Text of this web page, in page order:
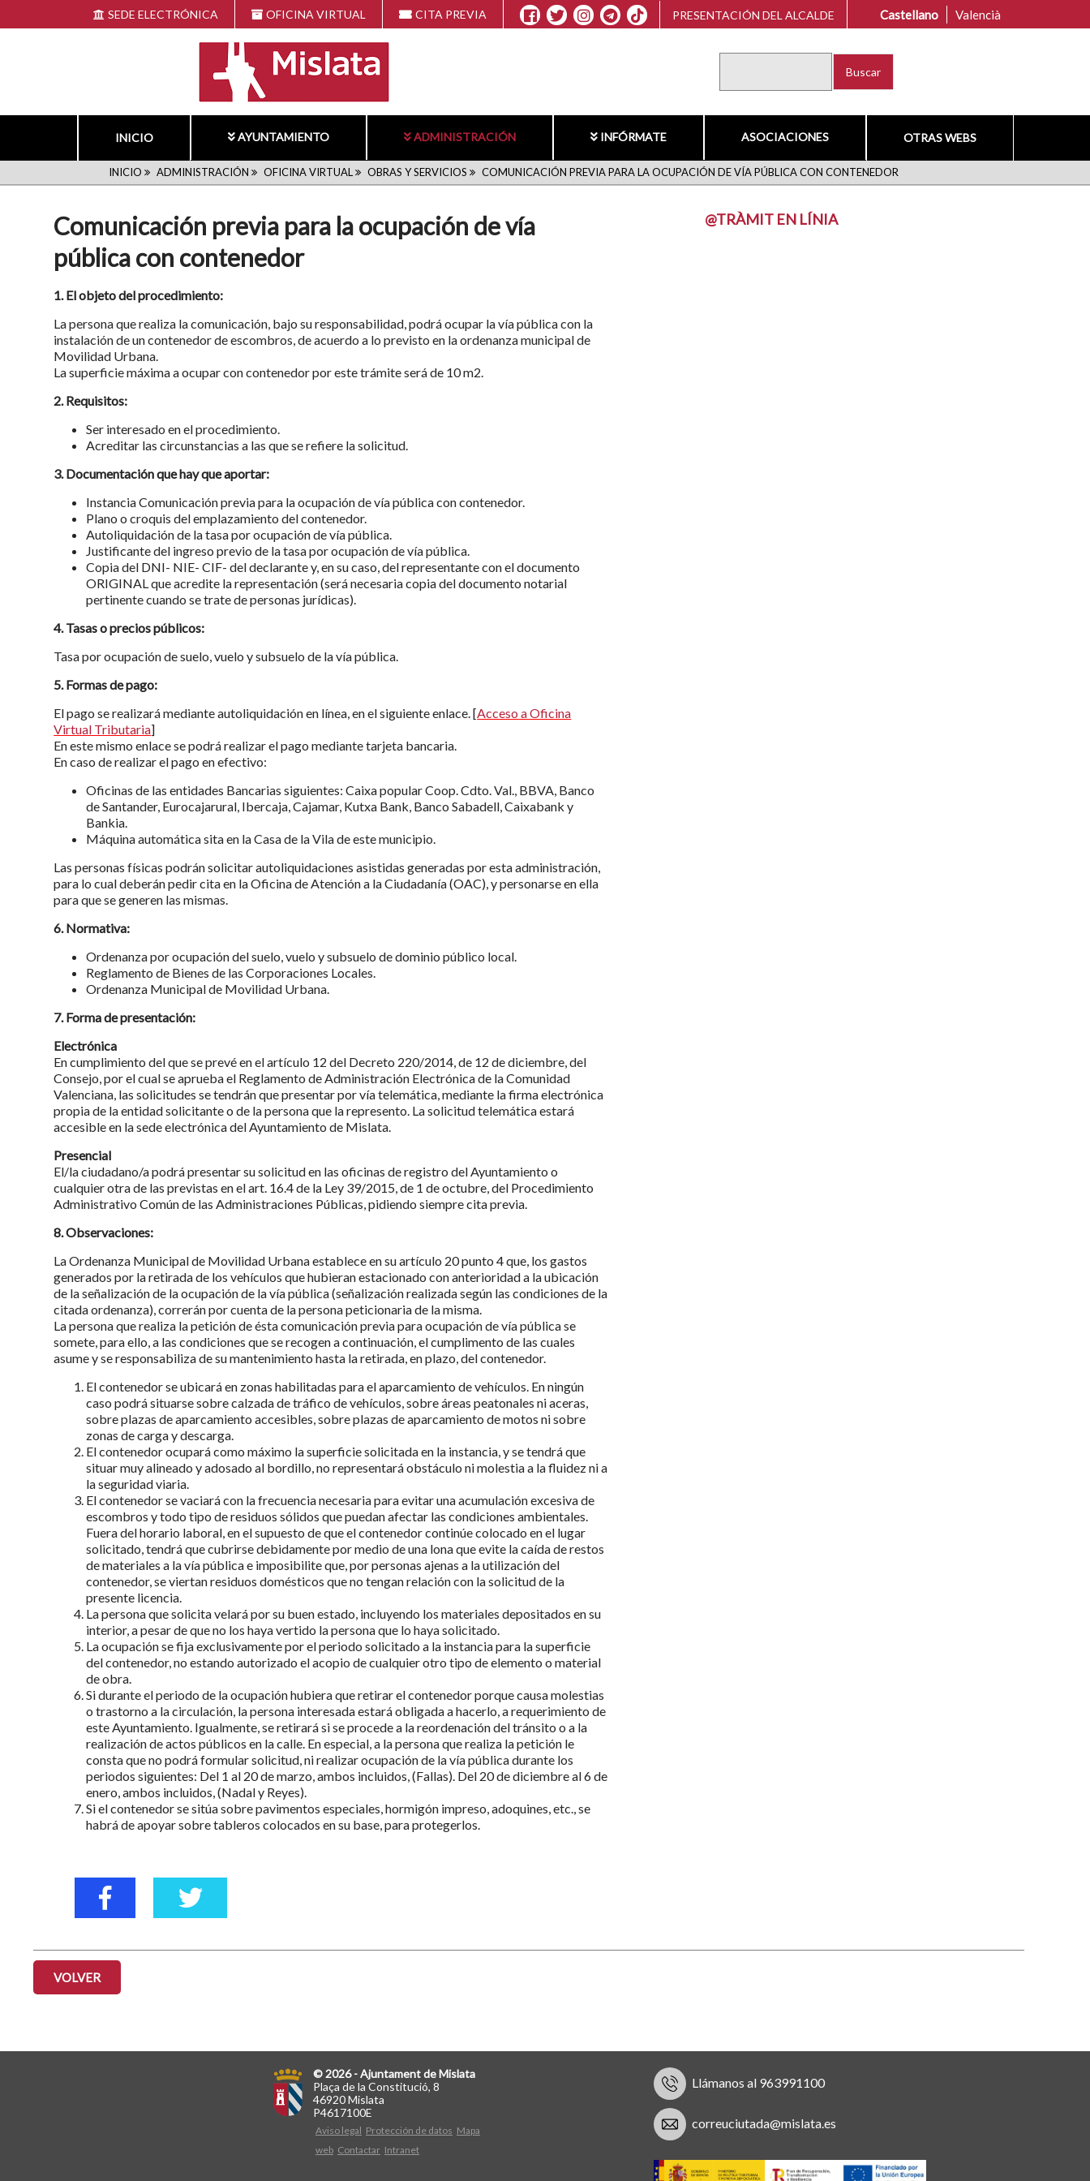
al
SEDE ELECTRÓNICA OFICINA VIRTUAL CITA PREVIA PRESENTACIÓN DEL ALCALDE Castellano Valencià
INICIO AYUNTAMIENTO ADMINISTRACIÓN INFÓRMATE ASOCIACIONES OTRAS WEBS
RUTA
DE
NAVEGACIÓN
INICIO ADMINISTRACIÓN OFICINA VIRTUAL OBRAS Y SERVICIOS COMUNICACIÓN PREVIA PARA LA OCUPACIÓN DE VÍA PÚBLICA CON CONTENEDOR
Comunicación previa para la ocupación de vía
pública con contenedor
1. El objeto del procedimiento:
La persona que realiza la comunicación, bajo su responsabilidad, podrá ocupar la vía pública con la
instalación de un contenedor de escombros, de acuerdo a lo previsto en la ordenanza municipal de
Movilidad Urbana.
La superficie máxima a ocupar con contenedor por este trámite será de 10 m2.
2. Requisitos:
Ser interesado en el procedimiento.
Acreditar las circunstancias a las que se refiere la solicitud.
3. Documentación que hay que aportar:
Instancia Comunicación previa para la ocupación de vía pública con contenedor.
Plano o croquis del emplazamiento del contenedor.
Autoliquidación de la tasa por ocupación de vía pública.
Justificante del ingreso previo de la tasa por ocupación de vía pública.
Copia del DNI- NIE- CIF- del declarante y, en su caso, del representante con el documento
ORIGINAL que acredite la representación (será necesaria copia del documento notarial
pertinente cuando se trate de personas jurídicas).
4. Tasas o precios públicos:
Tasa por ocupación de suelo, vuelo y subsuelo de la vía pública.
5. Formas de pago:
El pago se realizará mediante autoliquidación en línea, en el siguiente enlace. [Acceso a Oficina
Virtual Tributaria]
En este mismo enlace se podrá realizar el pago mediante tarjeta bancaria.
En caso de realizar el pago en efectivo:
Oficinas de las entidades Bancarias siguientes: Caixa popular Coop. Cdto. Val., BBVA, Banco
de Santander, Eurocajarural, Ibercaja, Cajamar, Kutxa Bank, Banco Sabadell, Caixabank y
Bankia.
Máquina automática sita en la Casa de la Vila de este municipio.
Las personas físicas podrán solicitar autoliquidaciones asistidas generadas por esta administración,
para lo cual deberán pedir cita en la Oficina de Atención a la Ciudadanía (OAC), y personarse en ella
para que se generen las mismas.
6. Normativa:
Ordenanza por ocupación del suelo, vuelo y subsuelo de dominio público local.
Reglamento de Bienes de las Corporaciones Locales.
Ordenanza Municipal de Movilidad Urbana.
7. Forma de presentación:
Electrónica
En cumplimiento del que se prevé en el artículo 12 del Decreto 220/2014, de 12 de diciembre, del
Consejo, por el cual se aprueba el Reglamento de Administración Electrónica de la Comunidad
Valenciana, las solicitudes se tendrán que presentar por vía telemática, mediante la firma electrónica
propia de la entidad solicitante o de la persona que la represento. La solicitud telemática estará
accesible en la sede electrónica del Ayuntamiento de Mislata.
Presencial
El/la ciudadano/a podrá presentar su solicitud en las oficinas de registro del Ayuntamiento o
cualquier otra de las previstas en el art. 16.4 de la Ley 39/2015, de 1 de octubre, del Procedimiento
Administrativo Común de las Administraciones Públicas, pidiendo siempre cita previa.
8. Observaciones:
La Ordenanza Municipal de Movilidad Urbana establece en su artículo 20 punto 4 que, los gastos
generados por la retirada de los vehículos que hubieran estacionado con anterioridad a la ubicación
de la señalización de la ocupación de la vía pública (señalización realizada según las condiciones de la
citada ordenanza), correrán por cuenta de la persona peticionaria de la misma.
La persona que realiza la petición de ésta comunicación previa para ocupación de vía pública se
somete, para ello, a las condiciones que se recogen a continuación, el cumplimento de las cuales
asume y se responsabiliza de su mantenimiento hasta la retirada, en plazo, del contenedor.
El contenedor se ubicará en zonas habilitadas para el aparcamiento de vehículos. En ningún
caso podrá situarse sobre calzada de tráfico de vehículos, sobre áreas peatonales ni aceras,
sobre plazas de aparcamiento accesibles, sobre plazas de aparcamiento de motos ni sobre
zonas de carga y descarga.
El contenedor ocupará como máximo la superficie solicitada en la instancia, y se tendrá que
situar muy alineado y adosado al bordillo, no representará obstáculo ni molestia a la fluidez ni a
la seguridad viaria.
El contenedor se vaciará con la frecuencia necesaria para evitar una acumulación excesiva de
escombros y todo tipo de residuos sólidos que puedan afectar las condiciones ambientales.
Fuera del horario laboral, en el supuesto de que el contenedor continúe colocado en el lugar
solicitado, tendrá que cubrirse debidamente por medio de una lona que evite la caída de restos
de materiales a la vía pública e imposibilite que, por personas ajenas a la utilización del
contenedor, se viertan residuos domésticos que no tengan relación con la solicitud de la
presente licencia.
La persona que solicita velará por su buen estado, incluyendo los materiales depositados en su
interior, a pesar de que no los haya vertido la persona que lo haya solicitado.
La ocupación se fija exclusivamente por el periodo solicitado a la instancia para la superficie
del contenedor, no estando autorizado el acopio de cualquier otro tipo de elemento o material
de obra.
Si durante el periodo de la ocupación hubiera que retirar el contenedor porque causa molestias
o trastorno a la circulación, la persona interesada estará obligada a hacerlo, a requerimiento de
este Ayuntamiento. Igualmente, se retirará si se procede a la reordenación del tránsito o a la
realización de actos públicos en la calle. En especial, a la persona que realiza la petición le
consta que no podrá formular solicitud, ni realizar ocupación de la vía pública durante los
periodos siguientes: Del 1 al 20 de marzo, ambos incluidos, (Fallas). Del 20 de diciembre al 6 de
enero, ambos incluidos, (Nadal y Reyes).
Si el contenedor se sitúa sobre pavimentos especiales, hormigón impreso, adoquines, etc., se
habrá de apoyar sobre tableros colocados en su base, para protegerlos.
@TRÀMIT EN LÍNIA
VOLVER
© 2026 - Ajuntament de Mislata
Plaça de la Constitució, 8
46920 Mislata
P4617100E
Aviso legal Protección de datos Mapa
web Contactar Intranet
Llámanos al 963991100
correuciutada@mislata.es